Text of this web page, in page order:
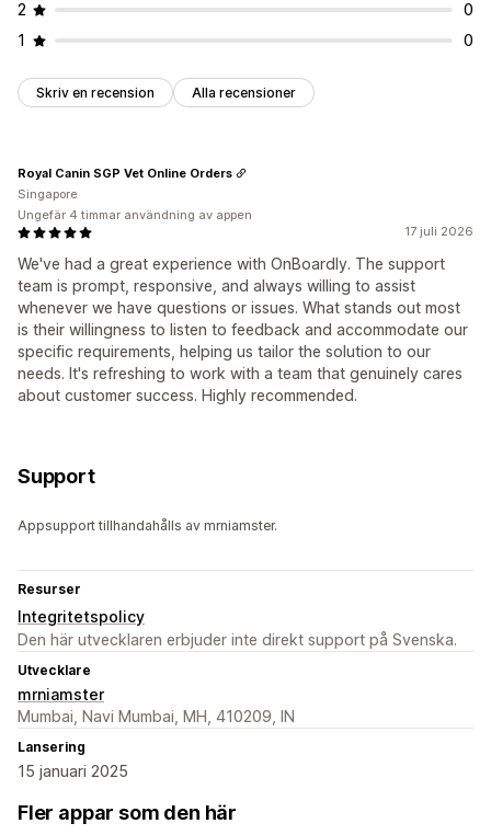
2
0
1
0
Skriv en recension Alla recensioner
17 juli 2026
We've had a great experience with OnBoardly. The support
team is prompt, responsive, and always willing to assist
whenever we have questions or issues. What stands out most
is their willingness to listen to feedback and accommodate our
specific requirements, helping us tailor the solution to our
needs. It's refreshing to work with a team that genuinely cares
about customer success. Highly recommended.
Royal Canin SGP Vet Online Orders
Singapore
Ungefär 4 timmar användning av appen
Support
Appsupport tillhandahålls av mrniamster.
Resurser
Integritetspolicy
Den här utvecklaren erbjuder inte direkt support på Svenska.
Utvecklare
mrniamster
Mumbai, Navi Mumbai, MH, 410209, IN
Lansering
15 januari 2025
Fler appar som den här